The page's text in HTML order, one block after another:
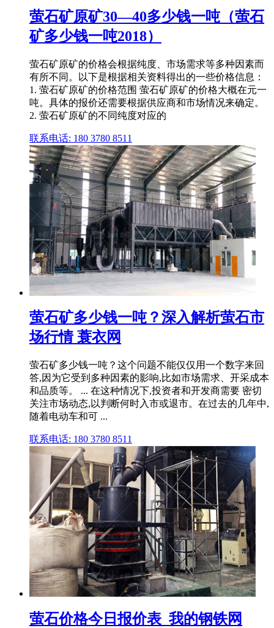
萤石矿原矿30—40多少钱一吨（萤石
矿多少钱一吨2018）
萤石矿原矿的价格会根据纯度、市场需求等多种因素而
有所不同。以下是根据相关资料得出的一些价格信息：
1. 萤石矿原矿的价格范围 萤石矿原矿的价格大概在元一
吨。具体的报价还需要根据供应商和市场情况来确定。
2. 萤石矿原矿的不同纯度对应的
联系电话: 180 3780 8511
萤石矿多少钱一吨？深入解析萤石市
场行情 蓑衣网
萤石矿多少钱一吨？这个问题不能仅仅用一个数字来回
答,因为它受到多种因素的影响,比如市场需求、开采成本
和品质等。 ... 在这种情况下,投资者和开发商需要 密切
关注市场动态,以判断何时入市或退市。在过去的几年中,
随着电动车和可 ...
联系电话: 180 3780 8511
萤石价格今日报价表_我的钢铁网